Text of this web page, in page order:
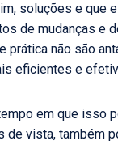
soluções e que
de mudanças e
prática não são
eficientes e
em que isso
de vista, também